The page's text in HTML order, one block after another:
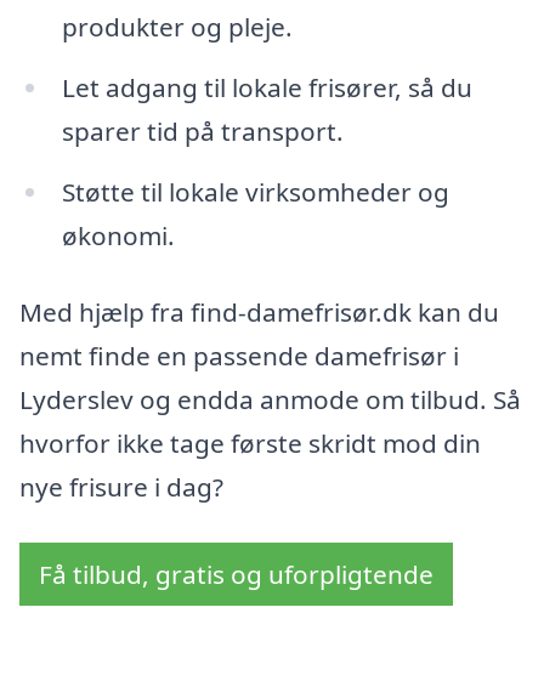
produkter og pleje.
Let adgang til lokale frisører, så du
sparer tid på transport.
Støtte til lokale virksomheder og
økonomi.
Med hjælp fra find-damefrisør.dk kan du
nemt finde en passende damefrisør i
Lyderslev og endda anmode om tilbud. Så
hvorfor ikke tage første skridt mod din
nye frisure i dag?
Få tilbud, gratis og uforpligtende